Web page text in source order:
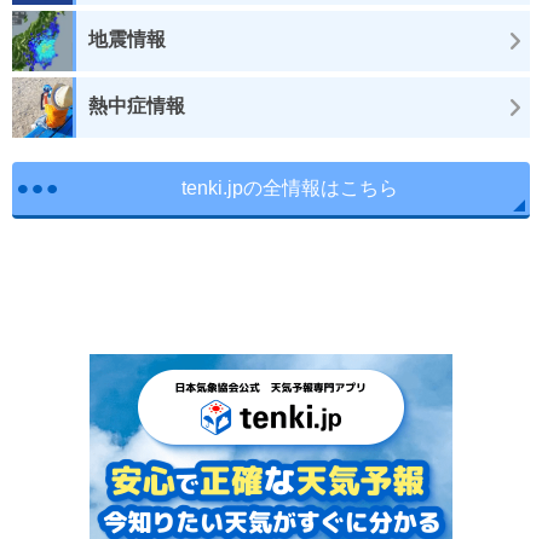
地震情報
熱中症情報
tenki.jpの全情報はこちら